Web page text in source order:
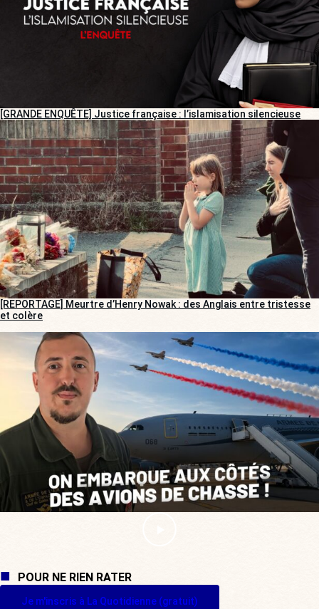
[GRANDE ENQUÊTE] Justice française : l’islamisation silencieuse
[REPORTAGE] Meurtre d’Henry Nowak : des Anglais entre tristesse
et colère
POUR NE RIEN RATER
Je m'inscris à La Quotidienne (gratuit)